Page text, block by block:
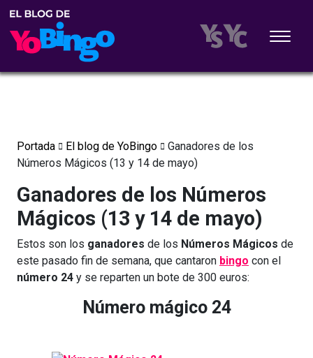
Portada El blog de YoBingo
Ganadores de los
Números Mágicos (13 y 14 de mayo)
Ganadores de los Números
Mágicos (13 y 14 de mayo)
Estos son los ganadores de los Números Mágicos de
este pasado fin de semana, que cantaron bingo con el
número 24 y se reparten un bote de 300 euros:
Número mágico 24